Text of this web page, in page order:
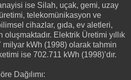
ise Silah, uçak, gemi, uzay
telekomünikasyon ve
cihazlar, gıda, ev aletleri,
Elektrik Üretimi yıllık
kWh (1998) olarak tahmin
ise 702.711 kWh (1998)’dır.
Dağılımı: